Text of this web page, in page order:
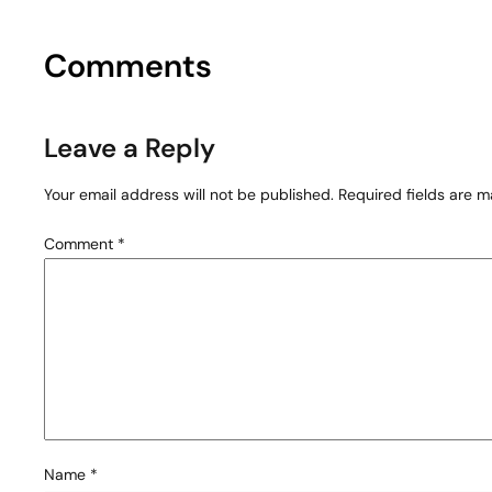
Comments
Leave a Reply
Your email address will not be published. Required fields are
Comment *
Name *